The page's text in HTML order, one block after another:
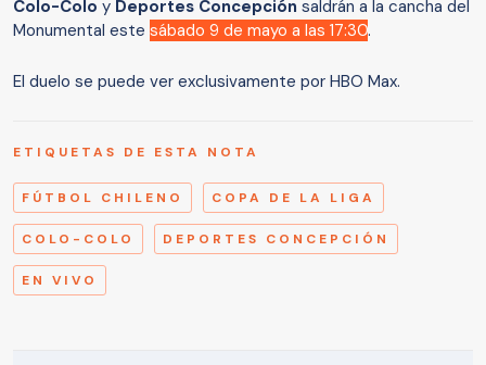
Colo-Colo y Deportes Concepción saldrán a la cancha del
Monumental este sábado 9 de mayo a las 17:30.
El duelo se puede ver exclusivamente por HBO Max.
ETIQUETAS DE ESTA NOTA
FÚTBOL CHILENO COPA DE LA LIGA
COLO-COLO DEPORTES CONCEPCIÓN
EN VIVO